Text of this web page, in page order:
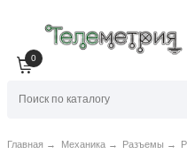
0
Главная → Механика → Разъемы →